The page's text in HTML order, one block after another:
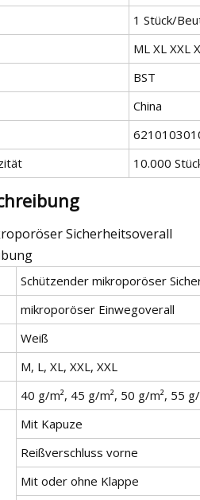
1 Stück/
ML XL XXL
BST
China
10.000
Sicherheitsoverall
Schützender mikroporöser
mikroporöser Einwegoverall
Weiß
M, L, XL, XXL, XXL
40 g/m², 45 g/m², 50 g/m², 55
Mit Kapuze
Reißverschluss vorne
Mit oder ohne Klappe